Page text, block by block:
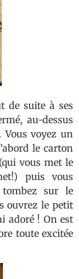
de suite à ses
au-dessus
voyez un
le carton
vous met le
puis vous
sur le
ouvrez le petit
adoré ! On est
toute excitée